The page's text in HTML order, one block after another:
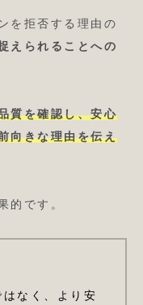
を拒否する理由の
えられることへの
質を確認し、安心
向きな理由を伝え
的です。
なく、より安